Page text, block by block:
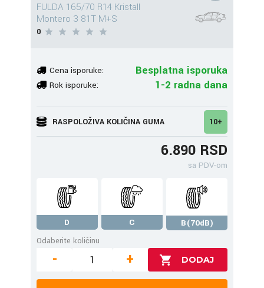
FULDA 165/70 R14 Kristall
Montero 3 81T M+S
0
Cena isporuke: Besplatna isporuka
Rok isporuke: 1-2 radna dana
RASPOLOŽIVA KOLIČINA GUMA 10+
6.890 RSD
sa PDV-om
D C
B(70dB)
Odaberite količinu
- +